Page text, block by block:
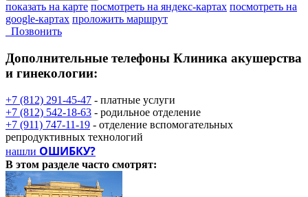
показать на карте посмотреть на яндекс-картах посмотреть на
google-картах проложить маршрут
Позвонить
Дополнительные телефоны Клиника акушерства
и гинекологии:
+7 (812) 291-45-47 - платные услуги
+7 (812) 542-18-63 - родильное отделение
+7 (911) 747-11-19 - отделение вспомогательных
репродуктивных технологий
нашли ОШИБКУ?
В этом разделе часто смотрят: